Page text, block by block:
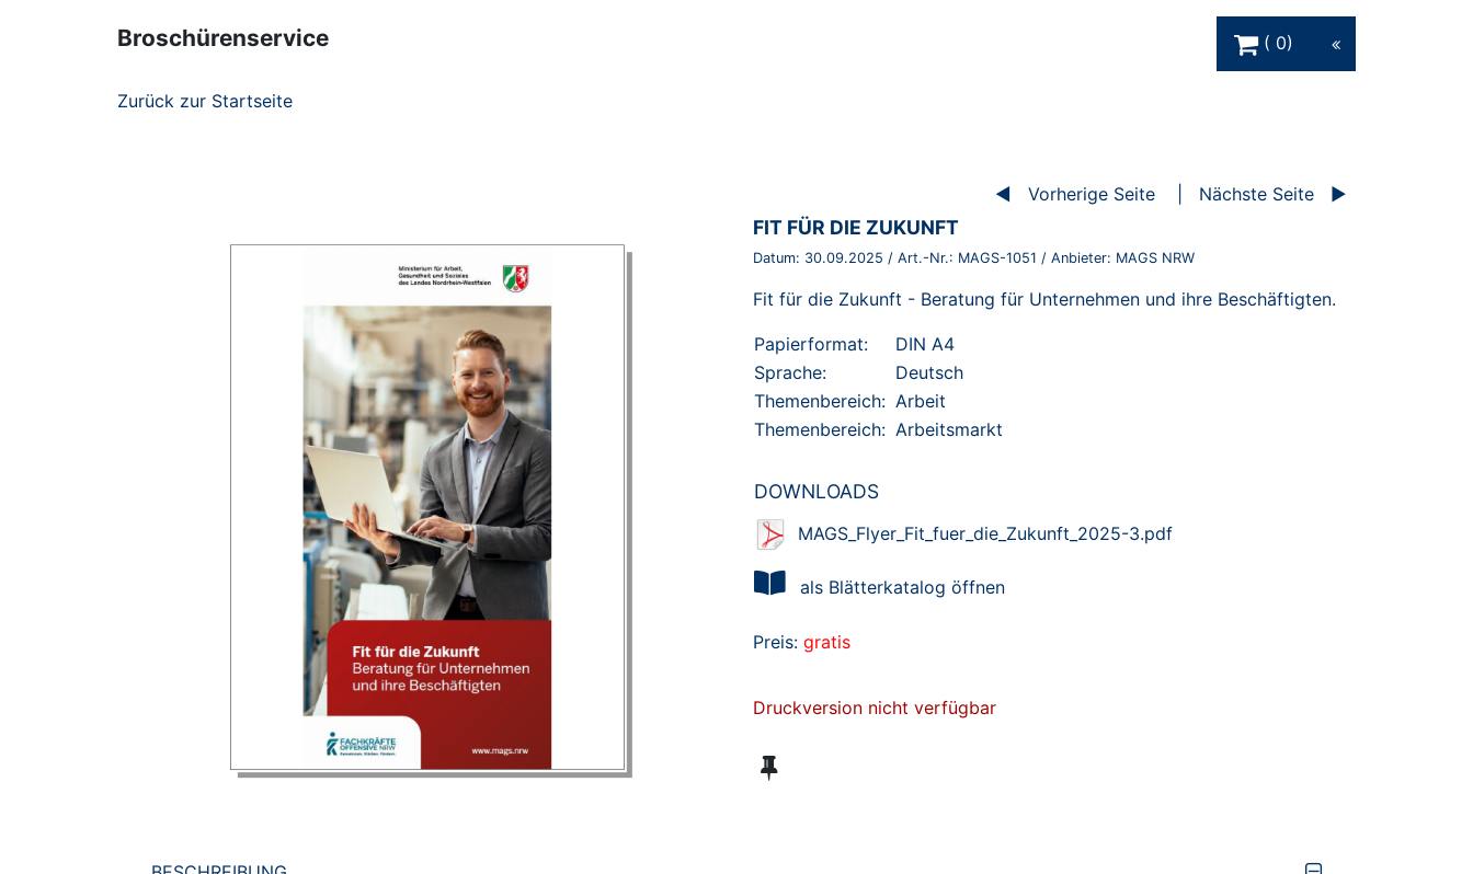
Broschürenservice
0
Zurück zur Startseite
Vorherige Seite Nächste Seite
BROSCHÜRE:
FIT FÜR DIE ZUKUNFT
Datum: 30.09.2025 / Art.-Nr.: MAGS-1051 / Anbieter: MAGS NRW
Fit für die Zukunft - Beratung für Unternehmen und ihre Beschäftigten.
Papierformat:
DIN A4
Sprache:
Deutsch
Themenbereich: Arbeit
Themenbereich: Arbeitsmarkt
DOWNLOADS
MAGS_Flyer_Fit_fuer_die_Zukunft_2025-3.pdf
als Blätterkatalog öffnen
Preis: gratis
Druckversion nicht verfügbar